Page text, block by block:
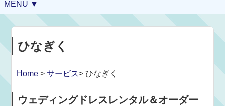
MENU ▼
ひなぎく
Home >サービス> ひなぎく
ウェディングドレスレンタル＆オーダー